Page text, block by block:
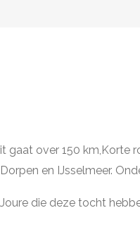
gaat over 150
en IJsselmeer.
die deze tocht